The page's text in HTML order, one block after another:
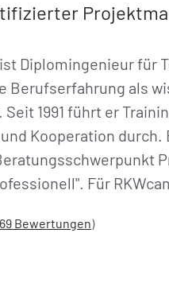
Diplomingenieur für
Berufserfahrung als
1991 führt er
Kooperation
Für
69 Bewertungen)